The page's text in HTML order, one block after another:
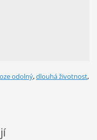
odolný,dlouhá životnost,